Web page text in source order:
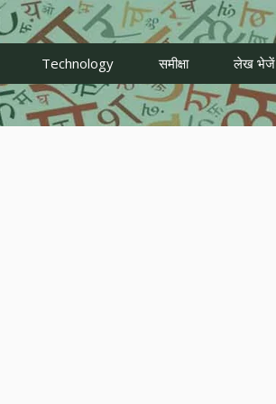
Technology समीक्षा लेख भेजें